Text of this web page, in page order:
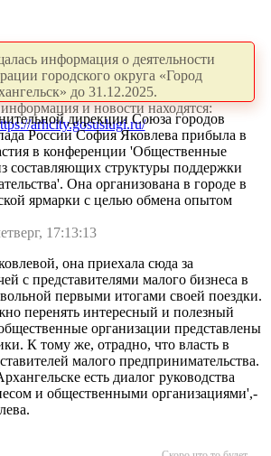
информация о деятельности
городского округа «Город
до 31.12.2025.
и новости находятся:
arhcity.gosuslugi.ru/
дирекции Союза городов
России София Яковлева прибыла в
в конференции 'Общественные
составляющих структуры поддержки
Она организована в городе в
ярмарки с целью обмена опытом
17:13:13
она приехала сюда за
с представителями малого бизнеса в
первыми итогами своей поездки.
перенять интересный и полезный
организации представлены
К тому же, отрадно, что власть в
малого предпринимательства.
есть диалог руководства
и общественными организациями',-